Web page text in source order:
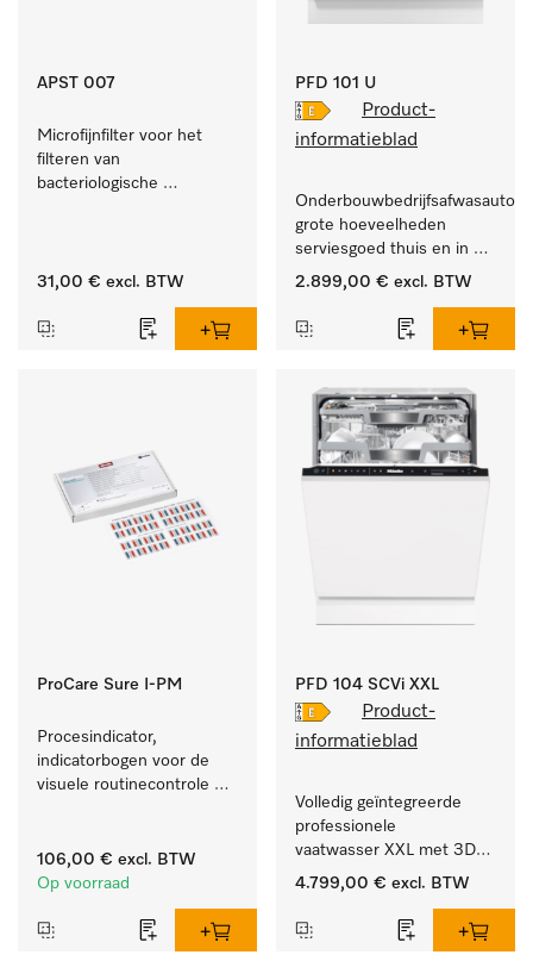
APST 007
Microfijnfilter voor het
filteren van
bacteriologische
31,00 € excl. BTW
PFD 101 U
Product-
informatieblad
grote hoeveelheden
serviesgoed thuis en in
bedrijfs- of spoelkeukens.
2.899,00 € excl. BTW
ProCare Sure I-PM
Procesindicator,
indicatorbogen voor de
visuele routinecontrole
106,00 € excl. BTW
Op voorraad
PFD 104 SCVi XXL
Product-
informatieblad
Volledig geïntegreerde
professionele
vaatwasser XXL met 3D-
MultiFlex-besteklade voor
serviesgoed thuis en in
bedrijfs- of spoelkeukens.
4.799,00 € excl. BTW